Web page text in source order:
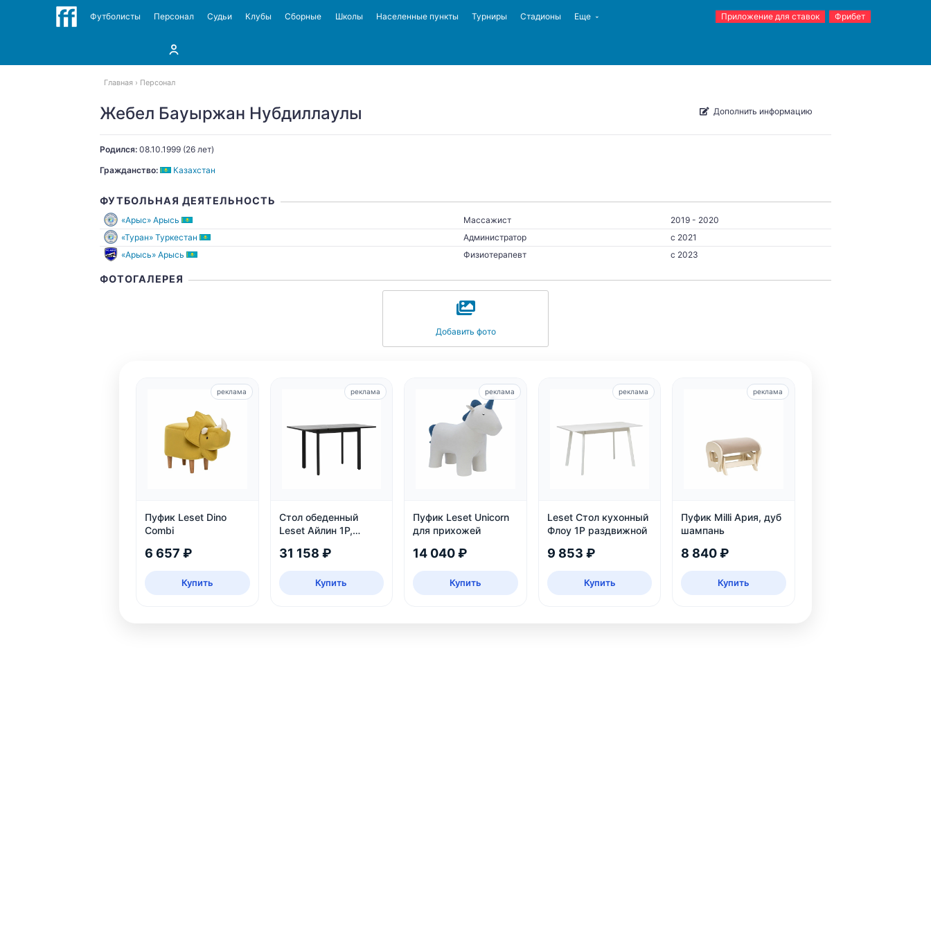
Футболисты Персонал Судьи Клубы Сборные Школы Населенные пункты Турниры Стадионы Еще Приложение для ставок Фрибет
Главная Персонал
Жебел Бауыржан Нубдиллаулы Дополнить информацию
Родился: 08.10.1999 (26 лет)
Гражданство:
Казахстан
ФУТБОЛЬНАЯ ДЕЯТЕЛЬНОСТЬ
«Арыс» Арысь Массажист
2019 - 2020
«Туран» Туркестан
Администратор
c 2021
«Арысь» Арысь
Физиотерапевт c 2023
ФОТОГАЛЕРЕЯ
Добавить фото
Пуфик Leset Dino
Combi
6 657 ₽
Купить
реклама
Стол обеденный
Leset Айлин 1Р,
31 158 ₽
Купить
реклама
Пуфик Leset Unicorn
для прихожей
14 040 ₽
Купить
реклама
Leset Стол кухонный
Флоу 1Р раздвижной
9 853 ₽
Купить
реклама
Пуфик Milli Ария, дуб
шампань
8 840 ₽
Купить
реклама